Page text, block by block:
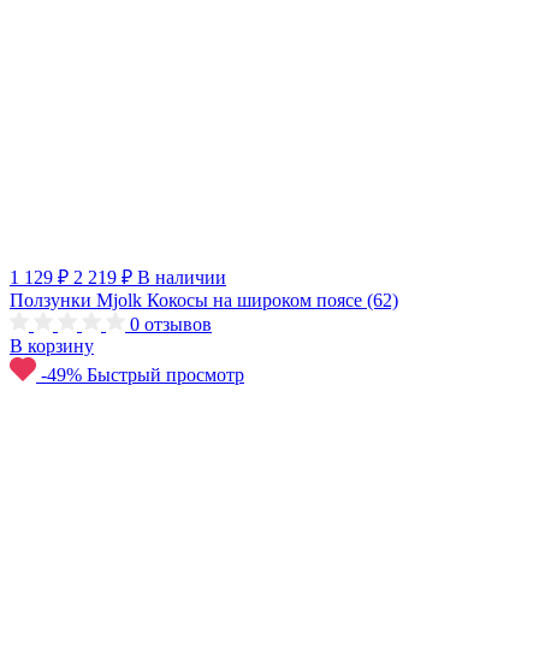
1 129 ₽ 2 219 ₽ В наличии
Ползунки Mjolk Кокосы на широком поясе (62)
0 отзывов
В корзину
-49% Быстрый просмотр